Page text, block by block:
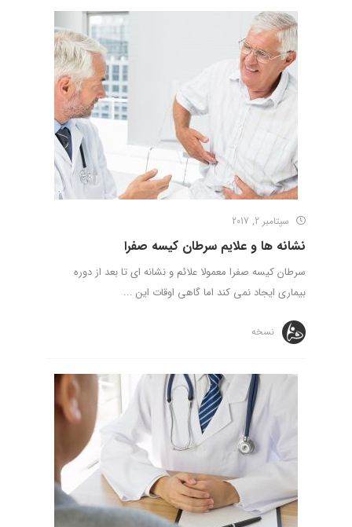
سپتامبر 2, 2017
نشانه ها و علایم سرطان کیسه صفرا
سرطان کیسه صفرا معمولا علائم و نشانه ای تا بعد از دوره
بیماری ایجاد نمی کند اما گاهی اوقات این ...
نسخه